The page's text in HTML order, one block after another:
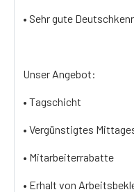
• Sehr gute
Unser Angebot:
• Tagschicht
• Vergünstigtes
• Mitarbeiterrabatte
• Erhalt von